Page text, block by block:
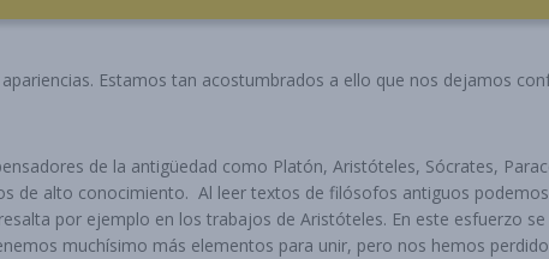
Estamos tan acostumbrados a ello que nos dejamos
de la antigüedad como Platón, Aristóteles, Sócrates,
de alto conocimiento. Al leer textos de filósofos antiguos
por ejemplo en los trabajos de Aristóteles. En este esfuerzo
muchísimo más elementos para unir, pero nos hemos